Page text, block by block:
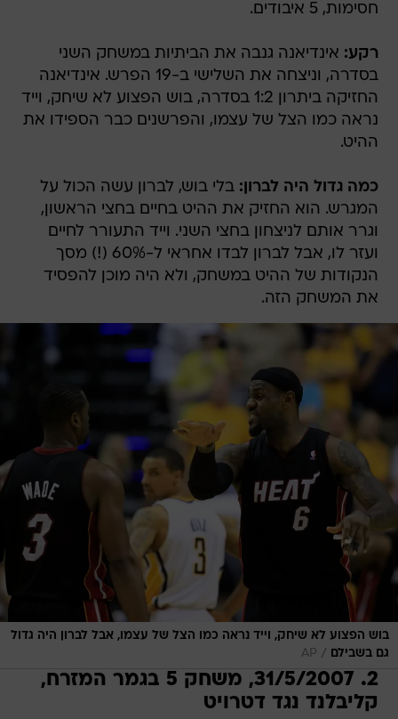
חסימות, 5 איבודים.
רקע: אינדיאנה גנבה את הביתיות במשחק השני
בסדרה, וניצחה את השלישי ב-19 הפרש. אינדיאנה
החזיקה ביתרון 1:2 בסדרה, בוש הפצוע לא שיחק, וייד
נראה כמו הצל של עצמו, והפרשנים כבר הספידו את
ההיט.
כמה גדול היה לברון: בלי בוש, לברון עשה הכול על
המגרש. הוא החזיק את ההיט בחיים בחצי הראשון,
וגרר אותם לניצחון בחצי השני. וייד התעורר לחיים
ועזר לו, אבל לברון לבדו אחראי ל-60% (!) מסך
הנקודות של ההיט במשחק, ולא היה מוכן להפסיד
את המשחק הזה.
בוש הפצוע לא שיחק, וייד נראה כמו הצל של עצמו, אבל לברון היה גדול
גם בשבילם
/
AP
2. 31/5/2007, משחק 5 בגמר המזרח,
קליבלנד נגד דטרויט